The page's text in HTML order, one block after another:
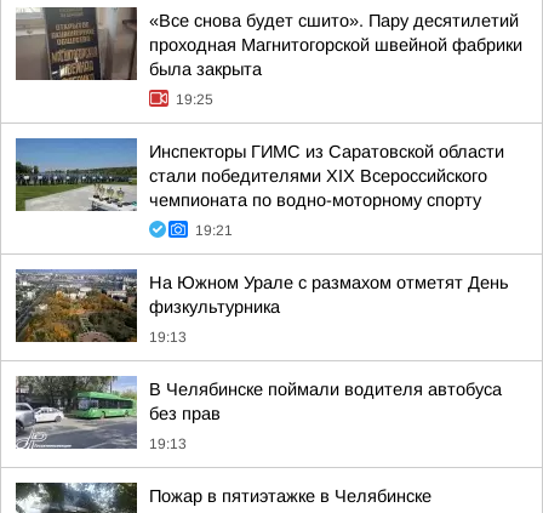
«Все снова будет сшито». Пару десятилетий
проходная Магнитогорской швейной фабрики
была закрыта
19:25
Инспекторы ГИМС из Саратовской области
стали победителями XIX Всероссийского
чемпионата по водно-моторному спорту
19:21
На Южном Урале с размахом отметят День
физкультурника
19:13
В Челябинске поймали водителя автобуса
без прав
19:13
Пожар в пятиэтажке в Челябинске